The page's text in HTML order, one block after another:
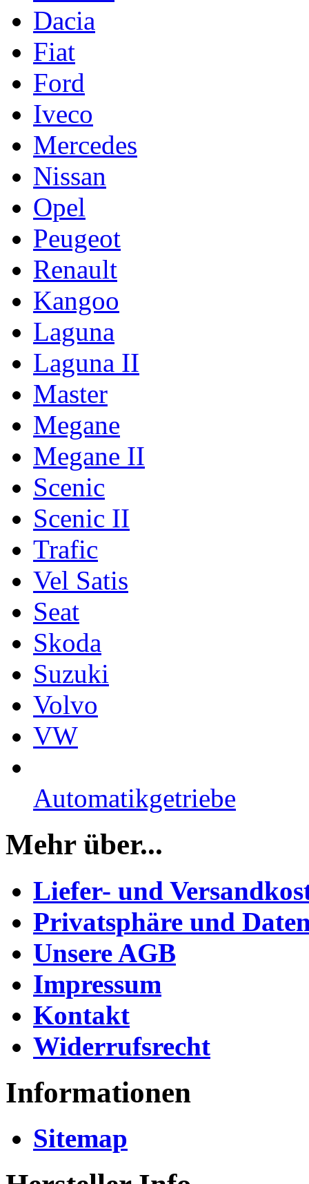
Dacia
Fiat
Ford
Iveco
Mercedes
Nissan
Opel
Peugeot
Renault
Kangoo
Laguna
Laguna II
Master
Megane
Megane II
Scenic
Scenic II
Trafic
Vel Satis
Seat
Skoda
Suzuki
Volvo
VW
Automatikgetriebe
Mehr über...
Liefer- und
Privatsphäre und
Unsere AGB
Impressum
Kontakt
Widerrufsrecht
Informationen
Sitemap